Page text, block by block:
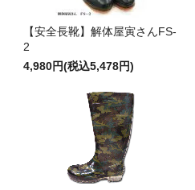
【安全長靴】解体屋寅さんFS-
2
4,980円(税込5,478円)